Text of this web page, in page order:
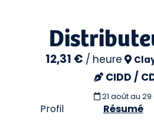
12,31 € / heure
CIDD /
21 aoûtau 29
Profil Résumé